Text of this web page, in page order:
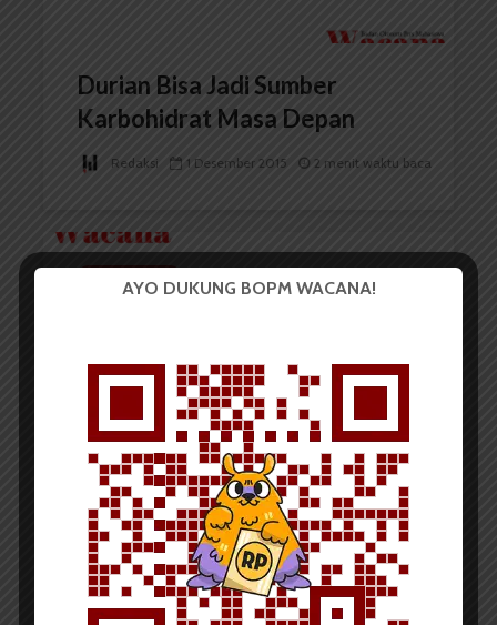
Durian Bisa Jadi Sumber
Karbohidrat Masa Depan
Redaksi 1 Desember 2015 2 menit waktu baca
Zainal Abidin Chaniago:
Pebisnis Harus Dampingi...
Redaksi 1 Desember 2015 2 menit waktu baca
AYO DUKUNG BOPM WACANA!